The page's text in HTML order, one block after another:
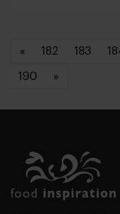
« 182 183
190 »